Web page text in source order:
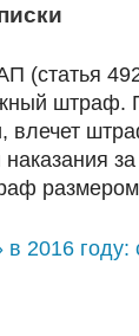
(статья
штраф.
влечет
наказания
2016 году: